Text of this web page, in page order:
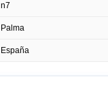
n7
Palma
España